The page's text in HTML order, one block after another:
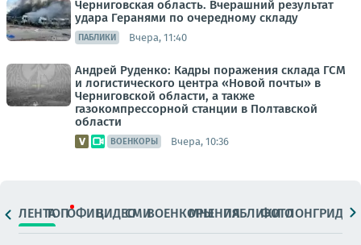
Черниговская область. Вчерашний результат
удара Геранями по очередному складу
ПАБЛИКИ Вчера, 11:40
Андрей Руденко: Кадры поражения склада ГСМ
и логистического центра «Новой почты» в
Черниговской области, а также
газокомпрессорной станции в Полтавской
области
ВОЕНКОРЫ Вчера, 10:36
ЛЕНТАТОПОФИЦ.ВИДЕОСМИВОЕНКОРЫМНЕНИЯПАБЛИКИ
ФОТОЛОНГРИДЫ